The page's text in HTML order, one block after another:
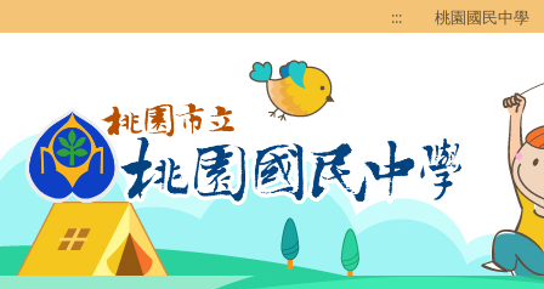
::: 桃園國民中學